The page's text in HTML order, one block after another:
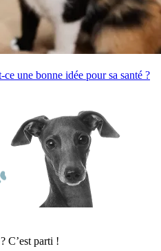
une bonne idée pour sa santé ?
C’est parti !